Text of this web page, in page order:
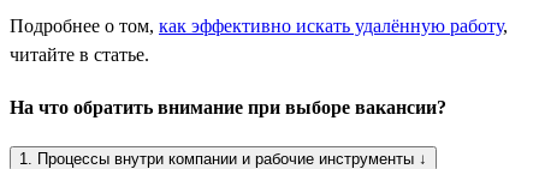
Подробнее о том, как эффективно искать удалённую работу,
читайте в статье.
На что обратить внимание при выборе вакансии?
1. Процессы внутри компании и рабочие инструменты ↓